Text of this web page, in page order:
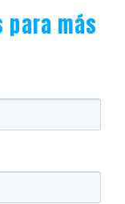
para más